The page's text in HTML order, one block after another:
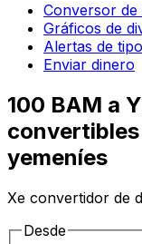
Conversor de
Gráficos de
Alertas de
Enviar dinero
100 BAM a
convertibles
yemeníes
Xe convertidor de
Desde